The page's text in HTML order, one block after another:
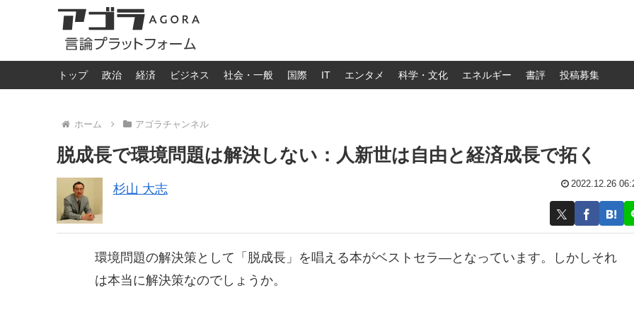
トップ 政治 経済 ビジネス 社会・一般 国際 IT エンタメ 科学・文化 エネルギー 書評 投稿募集
ホーム アゴラチャンネル
脱成長で環境問題は解決しない：人新世は自由と経済成長で拓く
杉山 大志 2022.12.26
環境問題の解決策として「脱成長」を唱える本がベストセラ―となっています。しかしそれ
は本当に解決策なのでしょうか。